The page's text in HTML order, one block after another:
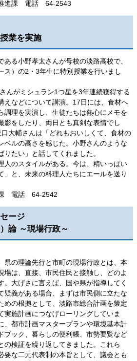
進課 電話 64-2543
業を実施
ある小野孝太さんが母校の淡路高校で、
ス）の2・3年生に特別授業を行いまし
んがミシュラン1つ星を3年連続獲得する
えなどについて講演。17日には、食材へ
調理を実演し、生徒たちは熱心にメモを
影をしたり、両日とも真剣な表情でし
大輔さんは「どれもおいしくて、食材の
ベルの高さを感じた。小野さんのような
たい」と話してくれました。
人のスタイルがある。今は、精いっぱい
」と、未来の料理人たちにエールを送り
電話 64-2542
ージ
論 ～現場行政～
県の理論先行と市町の現場行政とは、本
場は、直接、市民住民と接触し、どのよ
。大げさに言えば、国や県が指導してく
疑義がある場合、まずは市民側に立たな
めの根拠として、淡路市総合計画を策定
実施計画につなげローリングしていま
、都市計画マスタープランや環境基本計
ブック、暮らしの便利帳、市勢要覧など
の検証を繰り返してきました。これら
要な二元代表制の本旨として、議会とも